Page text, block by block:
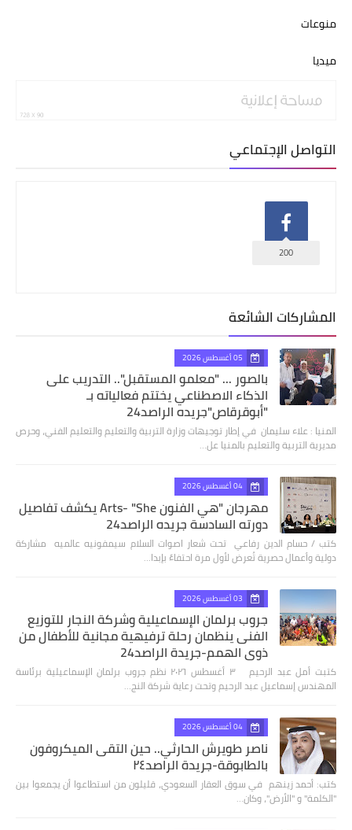
منوعات
ميديا
التواصل الإجتماعي
200
المشاركات الشائعة
05 أغسطس 2026
بالصور ... "معلمو المستقبل".. التدريب على
الذكاء الاصطناعي يختتم فعالياته بـ
"أبوقرقاص"جريده الراصد24
المنيا : علاء سليمان في إطار توجيهات وزارة التربية والتعليم والتعليم الفني، وحرص
مديرية التربية والتعليم بالمنيا عل…
04 أغسطس 2026
مهرجان "هي الفنون Arts- "She يكشف تفاصيل
دورته السادسة جريده الراصد24
كتب / حسام الدين رفاعي تحت شعار اصوات السلام سيمفونيه عالميه مشاركة
دولية وأعمال حصرية تُعرض لأول مرة احتفاءً بإبدا…
03 أغسطس 2026
جروب برلمان الإسماعيلية وشركة النجار للتوزيع
الفنى ينظمان رحلة ترفيهية مجانية للأطفال من
ذوي الهمم-جريدة الراصد24
كتبت أمل عبد الرحيم ٣ أغسطس ٢٠٢٦ نظم جروب برلمان الإسماعيلية برئاسة
المهندس إسماعيل عبد الرحيم وتحت رعاية شركة النج…
04 أغسطس 2026
ناصر طويرش الحارثي.. حين التقى الميكروفون
بالطابوقة-جريدة الراصد٢٤
كتب: أحمد زينهم في سوق العقار السعودي، قليلون من استطاعوا أن يجمعوا بين
"الكلمة" و "الأرض"، وكان…